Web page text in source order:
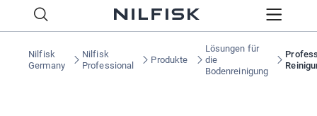
Nilfisk
Germany
Nilfisk
Professional
Produkte
Lösungen für
die
Bodenreinigung